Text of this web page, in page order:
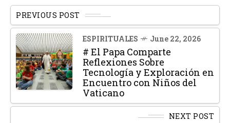
PREVIOUS POST
ESPIRITUALES June 22, 2026
# El Papa Comparte
Reflexiones Sobre
Tecnología y Exploración en
Encuentro con Niños del
Vaticano
NEXT POST